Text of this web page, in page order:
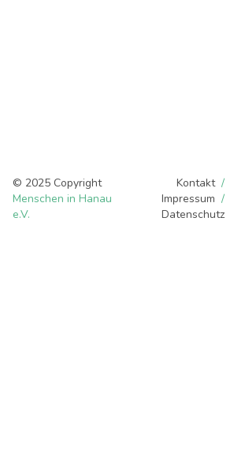
Kontakt
Impressum
Datenschutz
© 2025 Copyright
Menschen in Hanau
e.V.